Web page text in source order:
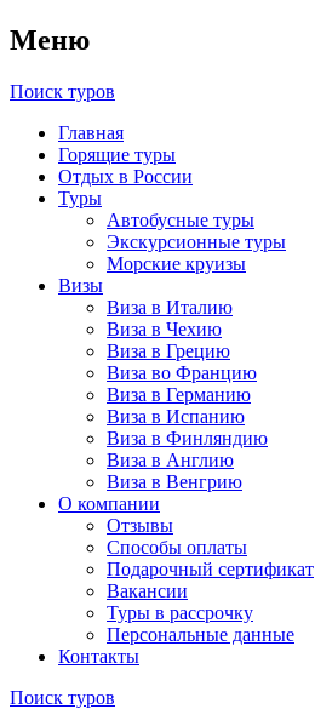
Меню
Поиск туров
Главная
Горящие туры
Отдых в России
Туры
Автобусные туры
Экскурсионные туры
Морские круизы
Визы
Виза в Италию
Виза в Чехию
Виза в Грецию
Виза во Францию
Виза в Германию
Виза в Испанию
Виза в Финляндию
Виза в Англию
Виза в Венгрию
О компании
Отзывы
Способы оплаты
Подарочный сертификат
Вакансии
Туры в рассрочку
Персональные данные
Контакты
Поиск туров